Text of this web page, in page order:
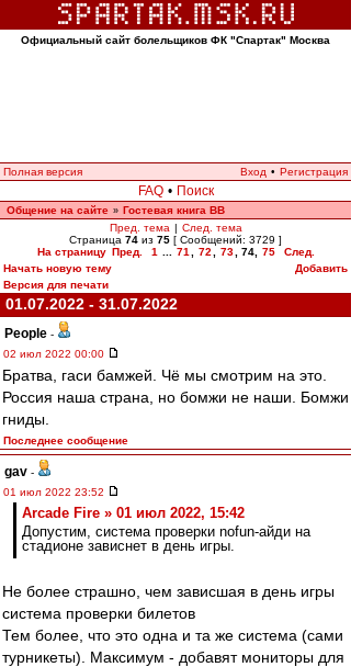
Официальный сайт болельщиков ФК "Спартак" Москва
Полная версия Вход • Регистрация
FAQ • Поиск
Общение на сайте » Гостевая книга ВВ
Пред. тема | След. тема
Страница 74 из 75 [ Сообщений: 3729 ]
На страницу Пред. 1 71 72 73 74, 75
След.
Начать новую тему
Добавить
Версия для печати
01.07.2022 - 31.07.2022
People -
02 июл 2022 00:00
Братва, гаси бамжей. Чё мы смотрим на это.
Россия наша страна, но бомжи не наши. Бомжи
гниды.
Последнее сообщение
gav -
01 июл 2022 23:52
Arcade Fire » 01 июл 2022, 15:42
Допустим, система проверки nofun-айди на
стадионе зависнет в день игры.
Не более страшно, чем зависшая в день игры
система проверки билетов
Тем более, что это одна и та же система (сами
турникеты). Максимум - добавят мониторы для